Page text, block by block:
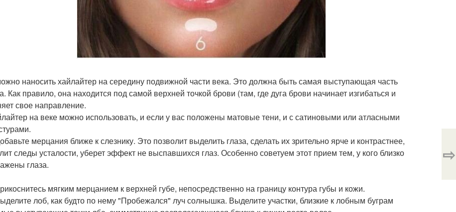
наносить хайлайтер на середину подвижной части века. Это должна быть самая выступающая часть
Как правило, она находится под самой верхней точкой брови (там, где дуга брови начинает изгибаться и
свое направление.
на веке можно использовать, и если у вас положены матовые тени, и с сатиновыми или атласными
мерцания ближе к слезнику. Это позволит выделить глаза, сделать их зрительно ярче и контрастнее,
следы усталости, уберет эффект не выспавшихся глаз. Особенно советуем этот прием тем, у кого близко
глаза.
мягким мерцанием к верхней губе, непосредственно на границу контура губы и кожи.
лоб, как будто по нему "Пробежался" луч солнышка. Выделите участки, близкие к лобным буграм
⇨